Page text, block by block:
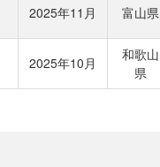
2025年11月 富山県
2025年10月
和歌山
県